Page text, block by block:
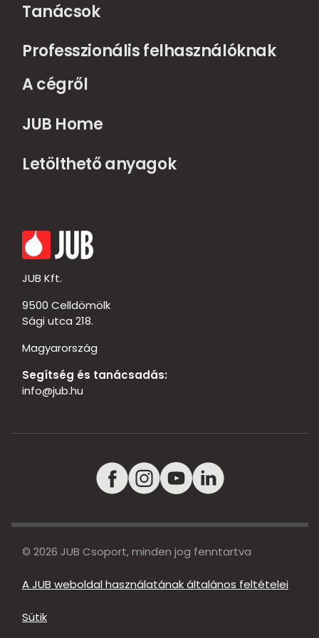
Tanácsok
Professzionális felhasználóknak
A cégről
JUB Home
Letölthető anyagok
JUB Kft.
9500 Celldömölk
Sági utca 218.
Magyarország
Segítség és tanácsadás:
info@jub.hu
© 2026 JUB Csoport, minden jog fenntartva
A JUB weboldal használatának általános feltételei
Sütik